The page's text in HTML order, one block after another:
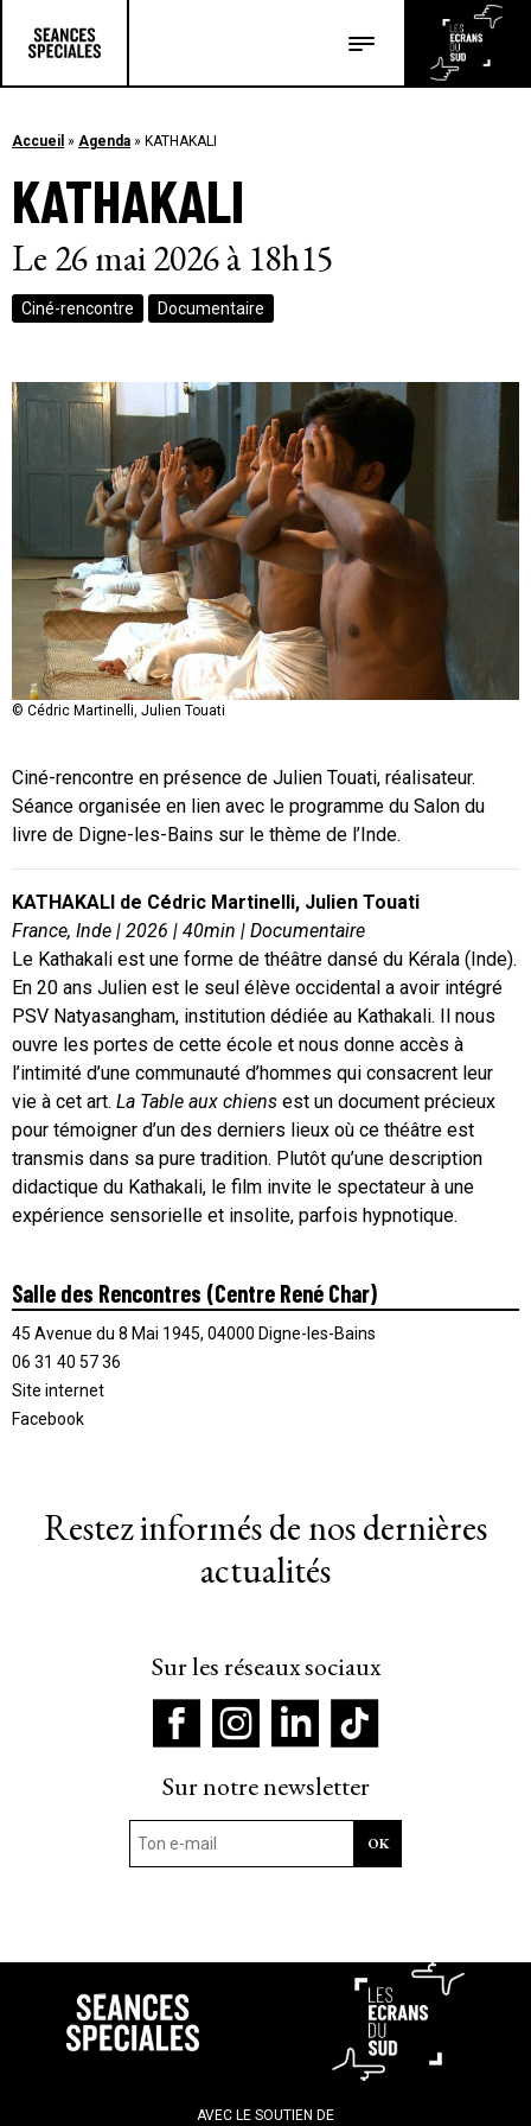
Les articles
Accueil » Agenda » KATHAKALI
KATHAKALI
Le 26 mai 2026 à 18h15
Ciné-rencontre Documentaire
© Cédric Martinelli, Julien Touati
Ciné-rencontre en présence de Julien Touati, réalisateur.
Séance organisée en lien avec le programme du Salon du
livre de Digne-les-Bains sur le thème de l’Inde.
KATHAKALI de Cédric Martinelli, Julien Touati
France, Inde | 2026 | 40min | Documentaire
Le Kathakali est une forme de théâtre dansé du Kérala (Inde).
En 20 ans Julien est le seul élève occidental a avoir intégré
PSV Natyasangham, institution dédiée au Kathakali. Il nous
ouvre les portes de cette école et nous donne accès à
l’intimité d’une communauté d’hommes qui consacrent leur
vie à cet art. La Table aux chiens est un document précieux
pour témoigner d’un des derniers lieux où ce théâtre est
transmis dans sa pure tradition. Plutôt qu’une description
didactique du Kathakali, le film invite le spectateur à une
expérience sensorielle et insolite, parfois hypnotique.
Salle des Rencontres (Centre René Char)
45 Avenue du 8 Mai 1945, 04000 Digne-les-Bains
06 31 40 57 36
Site internet
Facebook
Restez informés de nos dernières
actualités
Sur les réseaux sociaux
Sur notre newsletter
AVEC LE SOUTIEN DE